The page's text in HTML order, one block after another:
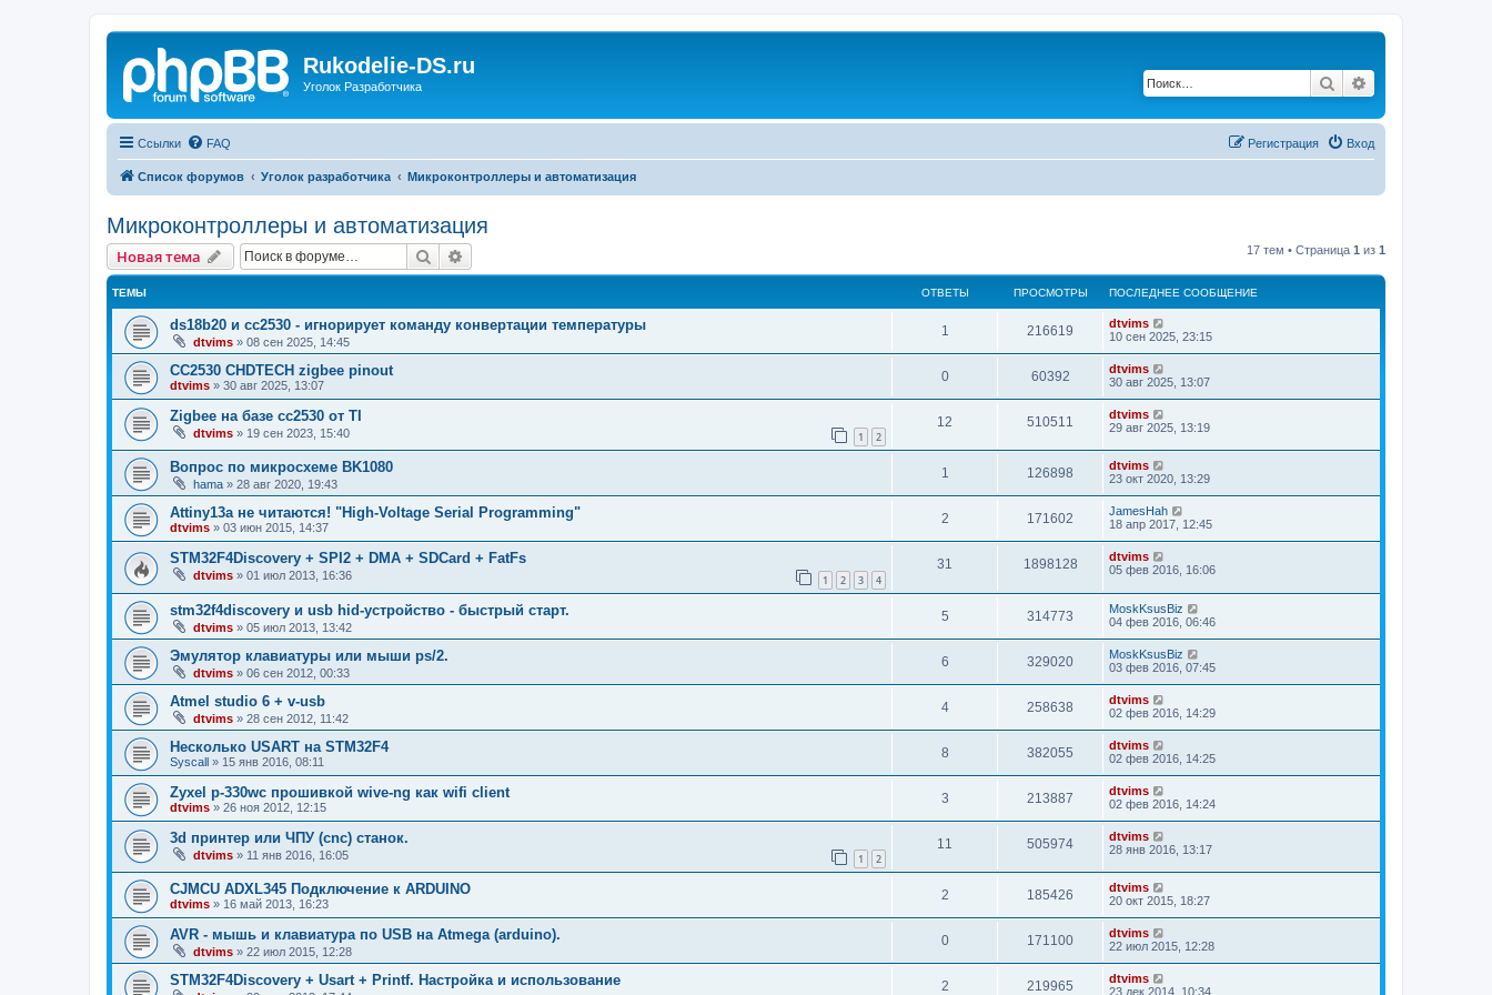
Rukodelie-DS.ru
Уголок Разработчика Поиск
Ссылки FAQ Вход
Регистрация
Список форумов Уголок разработчика Микроконтроллеры и автоматизация
Микроконтроллеры и автоматизация
Новая тема Поиск 17 тем • Страница 1 из 1
ТЕМЫ ОТВЕТЫ ПРОСМОТРЫ ПОСЛЕДНЕЕ СООБЩЕНИЕ
ds18b20 и сс2530 - игнорирует команду конвертации температуры
dtvims » 08 сен 2025, 14:45
1 216619
dtvims
10 сен 2025, 23:15
CC2530 CHDTECH zigbee pinout
dtvims » 30 авг 2025, 13:07
0 60392
dtvims
30 авг 2025, 13:07
Zigbee на базе cc2530 от TI
dtvims » 19 сен 2023, 15:40 1 2
12 510511
dtvims
29 авг 2025, 13:19
Вопрос по микросхеме BK1080
hama » 28 авг 2020, 19:43
1 126898
dtvims
23 окт 2020, 13:29
Attiny13a не читаются! "High-Voltage Serial Programming"
dtvims » 03 июн 2015, 14:37
2 171602
JamesHah
18 апр 2017, 12:45
STM32F4Discovery + SPI2 + DMA + SDCard + FatFs
dtvims » 01 июл 2013, 16:36 1 2 3 4
31 1898128
dtvims
05 фев 2016, 16:06
stm32f4discovery и usb hid-устройство - быстрый старт.
dtvims » 05 июл 2013, 13:42
5 314773
MoskKsusBiz
04 фев 2016, 06:46
Эмулятор клавиатуры или мыши ps/2.
dtvims » 06 сен 2012, 00:33
6 329020
MoskKsusBiz
03 фев 2016, 07:45
Atmel studio 6 + v-usb
dtvims » 28 сен 2012, 11:42
4 258638
dtvims
02 фев 2016, 14:29
Несколько USART на STM32F4
Syscall » 15 янв 2016, 08:11
8 382055
dtvims
02 фев 2016, 14:25
Zyxel p-330wс прошивкой wive-ng как wifi client
dtvims » 26 ноя 2012, 12:15
3 213887
dtvims
02 фев 2016, 14:24
3d принтер или ЧПУ (cnc) станок.
dtvims » 11 янв 2016, 16:05 1 2
11 505974
dtvims
28 янв 2016, 13:17
CJMCU ADXL345 Подключение к ARDUINO
dtvims » 16 май 2013, 16:23
2 185426
dtvims
20 окт 2015, 18:27
AVR - мышь и клавиатура по USB на Atmega (arduino).
dtvims » 22 июл 2015, 12:28
0 171100
dtvims
22 июл 2015, 12:28
STM32F4Discovery + Usart + Printf. Настройка и использование 2 219965
dtvims
23 дек 2014, 10:34